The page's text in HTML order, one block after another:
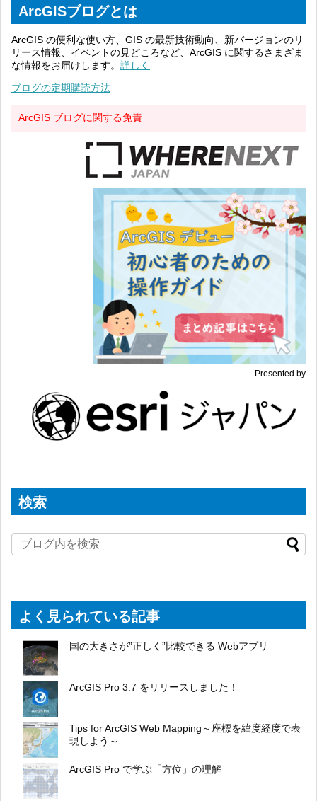
ArcGISブログとは
ArcGIS の便利な使い方、GIS の最新技術動向、新バージョンのリ
リース情報、イベントの見どころなど、ArcGIS に関するさまざま
な情報をお届けします。 詳しく
ブログの定期購読方法
ArcGIS ブログに関する免責
Presented by
検索
よく見られている記事
国の大きさが”正しく”比較できる Webアプリ
ArcGIS Pro 3.7 をリリースしました！
Tips for ArcGIS Web Mapping～座標を緯度経度で表
現しよう～
ArcGIS Pro で学ぶ「方位」の理解